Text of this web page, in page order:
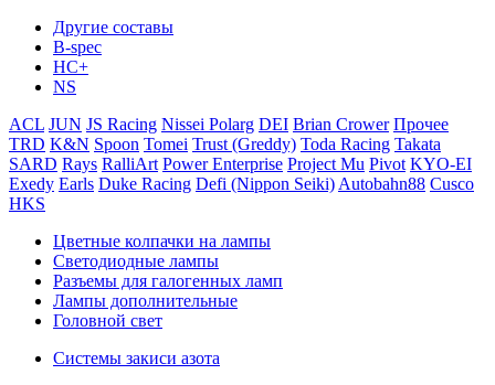
Другие составы
B-spec
HC+
NS
ACL JUN JS Racing Nissei Polarg DEI Brian Crower Прочее
TRD K&N Spoon Tomei Trust (Greddy) Toda Racing Takata
SARD Rays RalliArt Power Enterprise Project Mu Pivot KYO-EI
Exedy Earls Duke Racing Defi (Nippon Seiki) Autobahn88 Cusco
HKS
Цветные колпачки на лампы
Светодиодные лампы
Разъемы для галогенных ламп
Лампы дополнительные
Головной свет
Системы закиси азота